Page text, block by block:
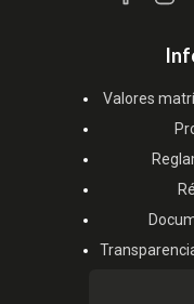
Valores